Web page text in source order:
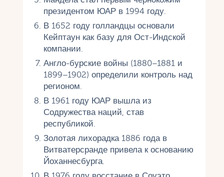
президентом ЮАР в 1994 году.
В 1652 году голландцы основали
Кейптаун как базу для Ост-Индской
компании.
Англо-бурские войны (1880–1881 и
1899–1902) определили контроль над
регионом.
В 1961 году ЮАР вышла из
Содружества наций, став
республикой.
Золотая лихорадка 1886 года в
Витватерсранде привела к основанию
Йоханнесбурга.